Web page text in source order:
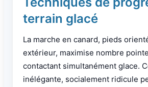
terrain glacé
La marche en canard, pieds
extérieur, maximise nombre
contactant simultanément glace.
inélégante, socialement ridicule